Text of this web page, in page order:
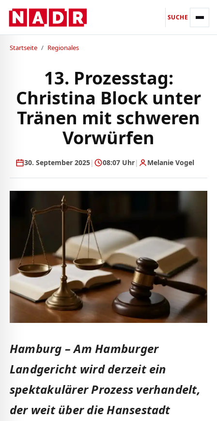
SUCHE
Startseite / Regionales
13. Prozesstag:
Christina Block unter
Tränen mit schweren
Vorwürfen
30. September 2025| 08:07 Uhr| Melanie Vogel
Hamburg – Am Hamburger
Landgericht wird derzeit ein
spektakulärer Prozess verhandelt,
der weit über die Hansestadt